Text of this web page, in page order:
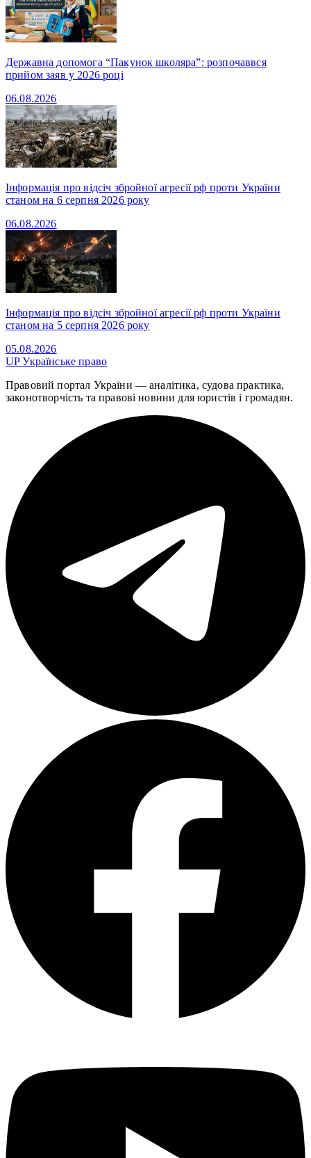
Державна допомога “Пакунок школяра”: розпочаввся
прийом заяв у 2026 році
06.08.2026
Інформація про відсіч збройної агресії рф проти України
станом на 6 серпня 2026 року
06.08.2026
Інформація про відсіч збройної агресії рф проти України
станом на 5 серпня 2026 року
05.08.2026
UPУкраїнське право
Правовий портал України — аналітика, судова практика,
законотворчість та правові новини для юристів і громадян.